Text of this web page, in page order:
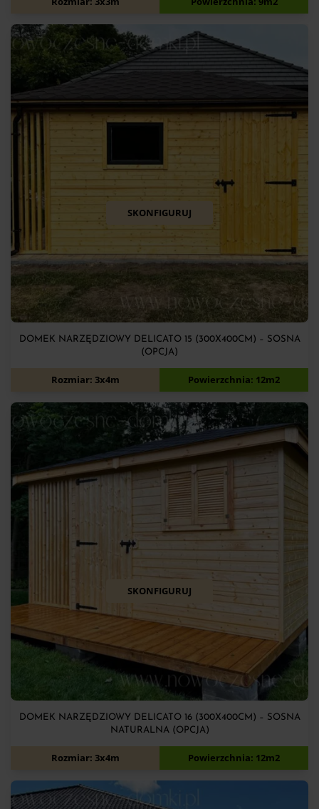
SKONFIGURUJ
DOMEK NARZĘDZIOWY DELICATO 15 (300X400CM) – SOSNA
(OPCJA)
8 300zł
Rozmiar: 3x4m Powierzchnia: 12m2
SKONFIGURUJ
DOMEK NARZĘDZIOWY DELICATO 16 (300X400CM) – SOSNA
NATURALNA (OPCJA)
7 900zł
Rozmiar: 3x4m Powierzchnia: 12m2